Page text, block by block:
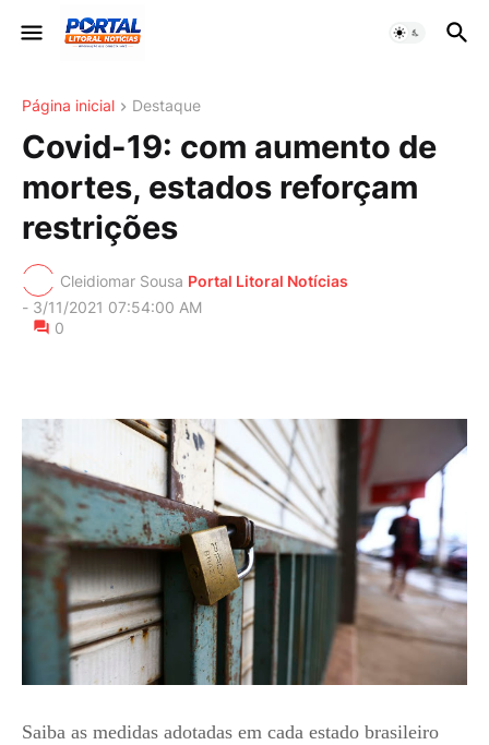
Página inicial Destaque
Covid-19: com aumento de
mortes, estados reforçam
restrições
Cleidiomar Sousa Portal Litoral Notícias
- 3/11/2021 07:54:00 AM
0
Saiba as medidas adotadas em cada estado brasileiro